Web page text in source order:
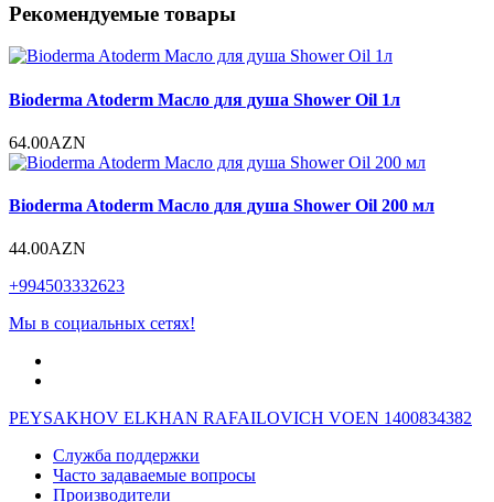
Рекомендуемые товары
Bioderma Atoderm Масло для душа Shower Oil 1л
64.00AZN
Bioderma Atoderm Масло для душа Shower Oil 200 мл
44.00AZN
+994503332623
Мы в социальных сетях!
PEYSAKHOV ELKHAN RAFAILOVICH VOEN 1400834382
Служба поддержки
Часто задаваемые вопросы
Производители